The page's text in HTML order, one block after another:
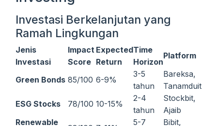
Investasi Berkelanjutan yang
Ramah Lingkungan
Jenis
Investasi
Impact
Score
Expected
Return
Time
Horizon
Platform
Green Bonds 85/100 6-9%
3-5
tahun
Bareksa,
Tanamduit
ESG Stocks
78/100 10-15%
2-4
tahun
Stockbit,
Ajaib
Renewable
5-7
Bibit,